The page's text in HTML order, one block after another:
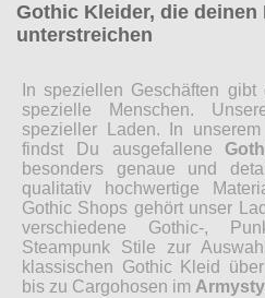
Gothic Kleider, die
unterstreichen
In speziellen Geschäften
spezielle Menschen.
spezieller Laden. In
findst Du ausgefallene
besonders genaue und
qualitativ hochwertige
Gothic Shops gehört unser
verschiedene Gothic-,
Steampunk Stile zur
klassischen Gothic Kleid
bis zu Cargohosen im